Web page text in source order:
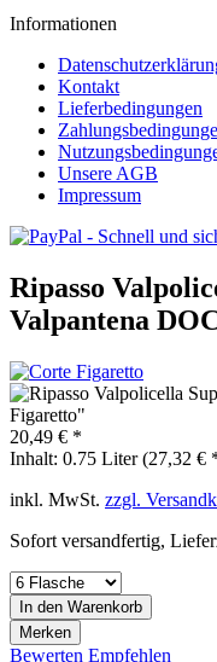
Informationen
Kontakt
Lieferbedingungen
Unsere AGB
Impressum
Ripasso
Valpantena
20,49 € *
Inhalt: 0.75 Liter (27,32 €
inkl. MwSt. zzgl.
Sofort versandfertig,
In den Warenkorb
Merken
Bewerten Empfehlen